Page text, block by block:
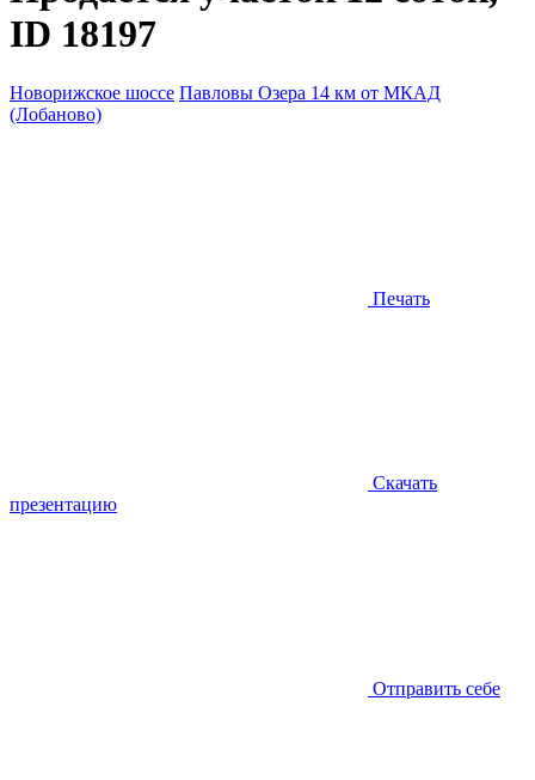
ID 18197
Новорижское шоссе Павловы Озера 14 км от МКАД
(Лобаново)
Печать
Скачать
презентацию
Отправить себе